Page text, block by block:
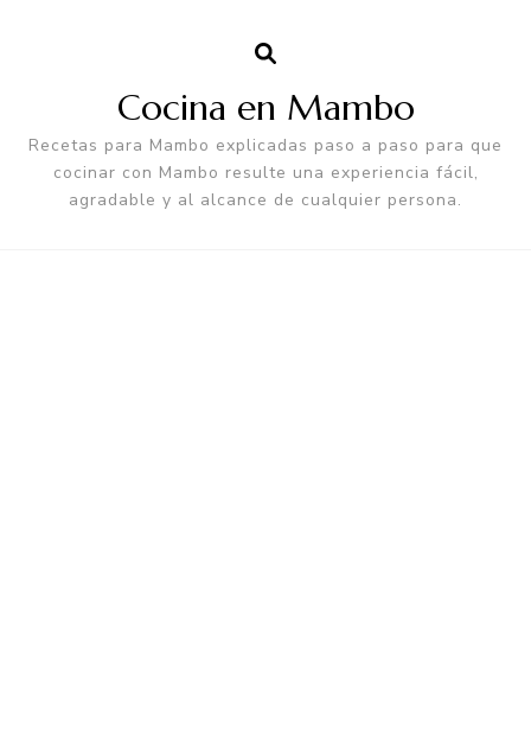
Cocina en Mambo
Recetas para Mambo explicadas paso a paso para que
cocinar con Mambo resulte una experiencia fácil,
agradable y al alcance de cualquier persona.